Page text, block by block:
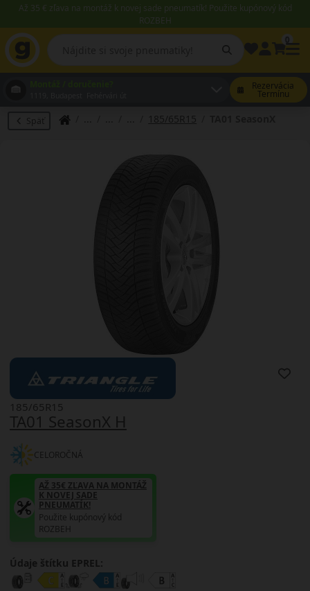
Až 35 € zľava na montáž k novej sade pneumatík! Použite kupónový kód
ROZBEH
Rezervácia
Termínu
Späť 185/65R15
TA01 SeasonX H
185/65R15
CELOROČNÁ
AŽ 35€ ZĽAVA NA MONTÁŽ
K NOVEJ SADE
PNEUMATÍK!
Použite kupónový kód
ROZBEH
Údaje štítku EPREL: